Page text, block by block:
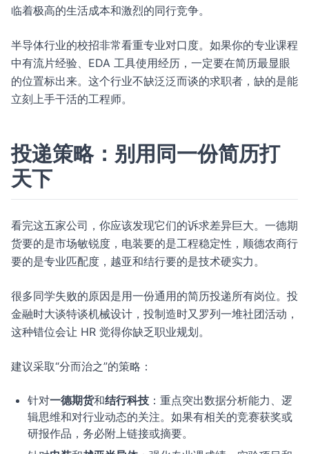
临着极高的生活成本和激烈的同行竞争。
半导体行业的校招非常看重专业对口度。如果你的专业课程
中有流片经验、EDA 工具使用经历，一定要在简历最显眼
的位置标出来。这个行业不缺泛泛而谈的求职者，缺的是能
立刻上手干活的工程师。
投递策略：别用同一份简历打
天下
看完这五家公司，你应该发现它们的诉求差异巨大。一德期
货要的是市场敏锐度，电装要的是工程稳定性，顺德农商行
要的是专业匹配度，越亚和结行要的是技术硬实力。
很多同学失败的原因是用一份通用的简历投递所有岗位。投
金融时大谈特谈机械设计，投制造时又罗列一堆社团活动，
这种错位会让 HR 觉得你缺乏职业规划。
建议采取“分而治之”的策略：
针对一德期货和结行科技 ：重点突出数据分析能力、逻
辑思维和对行业动态的关注。如果有相关的竞赛获奖或
研报作品，务必附上链接或摘要。